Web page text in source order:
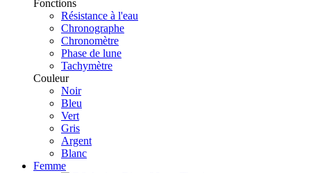
Fonctions
Résistance à l'eau
Chronographe
Chronomètre
Phase de lune
Tachymètre
Couleur
Noir
Bleu
Vert
Gris
Argent
Blanc
Femme